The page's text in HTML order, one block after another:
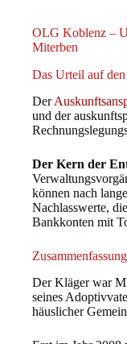
OLG Koblenz –
Miterben
Das Urteil auf
Der
und der
Der Kern der
können nach
Nachlasswerte,
Bankkonten mit
Der Kläger war
seines
häuslicher